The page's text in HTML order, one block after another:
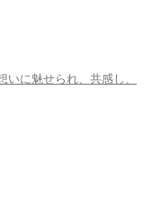
いに魅せられ、共感し、